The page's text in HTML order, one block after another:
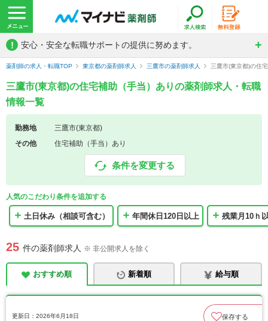
! 安心・安全な転職サポートの提供に努めます。
薬剤師の求人・転職TOP 東京都の薬剤師求人 三鷹市の薬剤師求人 三鷹市(東京都)の住
三鷹市(東京都)の住宅補助（手当）ありの薬剤師求人・転職
情報一覧
勤務地
三鷹市(東京都)
その他
住宅補助（手当）あり
条件を変更する
人気のこだわり条件を追加する
土日休み（相談可含む） 年間休日120日以上 残業月10ｈ
25 件の薬剤師求人 ※ 非公開求人を除く
おすすめ順 新着順 給与順
更新日：2026年6月18日 保存する